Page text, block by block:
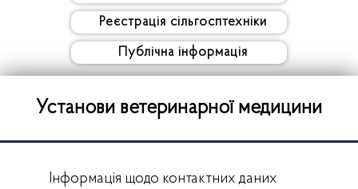
Реєстрація сільгосптехніки
Публічна інформація
Установи ветеринарної медицини
Інформація щодо контактних даних